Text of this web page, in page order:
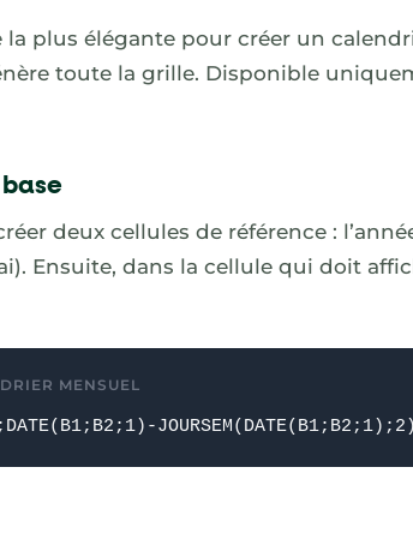
la plus élégante pour créer un
toute la grille. Disponible
deux cellules de référence :
Ensuite, dans la cellule qui doit
MENSUEL